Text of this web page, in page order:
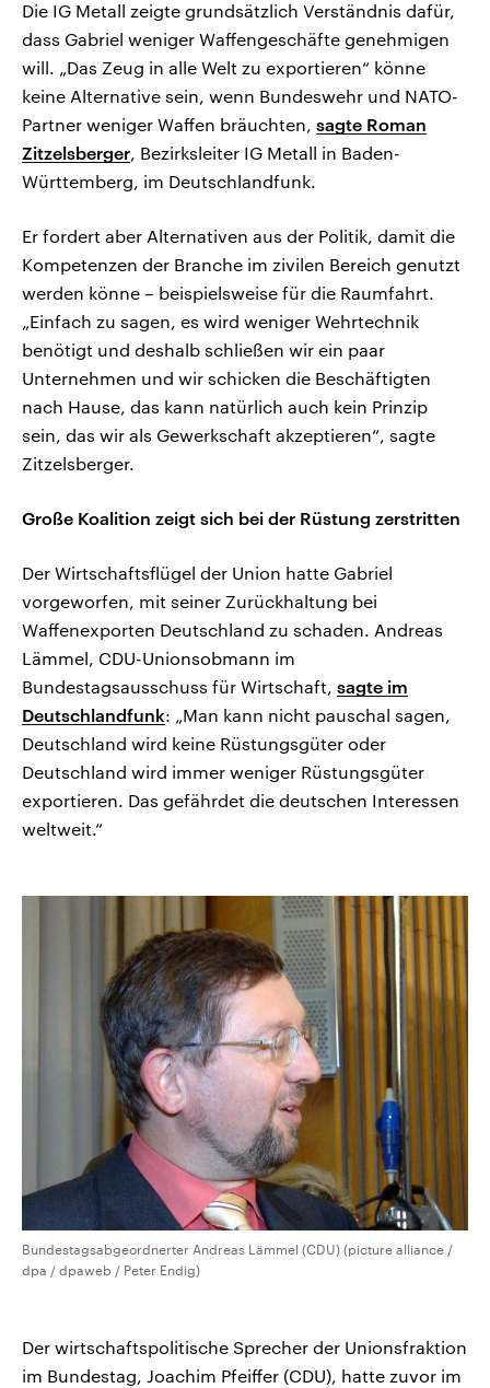
Die IG Metall zeigte grundsätzlich Verständnis dafür,
dass Gabriel weniger Waffengeschäfte genehmigen
will. „Das Zeug in alle Welt zu exportieren“ könne
keine Alternative sein, wenn Bundeswehr und NATO-
Partner weniger Waffen bräuchten, sagte Roman
Zitzelsberger, Bezirksleiter IG Metall in Baden-
Württemberg, im Deutschlandfunk.
Er fordert aber Alternativen aus der Politik, damit die
Kompetenzen der Branche im zivilen Bereich genutzt
werden könne – beispielsweise für die Raumfahrt.
„Einfach zu sagen, es wird weniger Wehrtechnik
benötigt und deshalb schließen wir ein paar
Unternehmen und wir schicken die Beschäftigten
nach Hause, das kann natürlich auch kein Prinzip
sein, das wir als Gewerkschaft akzeptieren“, sagte
Zitzelsberger.
Große Koalition zeigt sich bei der Rüstung zerstritten
Der Wirtschaftsflügel der Union hatte Gabriel
vorgeworfen, mit seiner Zurückhaltung bei
Waffenexporten Deutschland zu schaden. Andreas
Lämmel, CDU-Unionsobmann im
Bundestagsausschuss für Wirtschaft, sagte im
Deutschlandfunk: „Man kann nicht pauschal sagen,
Deutschland wird keine Rüstungsgüter oder
Deutschland wird immer weniger Rüstungsgüter
exportieren. Das gefährdet die deutschen Interessen
weltweit.“
Bundestagsabgeordnerter Andreas Lämmel (CDU) (picture alliance /
dpa / dpaweb / Peter Endig)
Der wirtschaftspolitische Sprecher der Unionsfraktion
im Bundestag, Joachim Pfeiffer (CDU), hatte zuvor im